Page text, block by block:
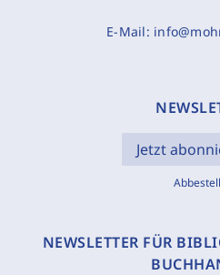
E-Mail:
Jetzt
NEWSLETTER FÜR